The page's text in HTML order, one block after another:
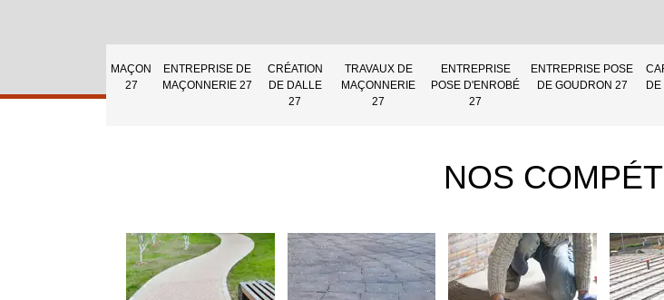
MAÇON
27
ENTREPRISE DE
MAÇONNERIE 27
CRÉATION
DE DALLE
27
TRAVAUX DE
MAÇONNERIE
27
ENTREPRISE
POSE D'ENROBÉ
27
ENTREPRISE POSE
DE GOUDRON 27
NOS